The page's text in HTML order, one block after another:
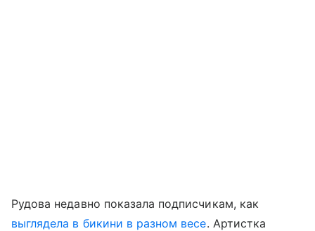
Рудова недавно показала подписчикам, как
выглядела в бикини в разном весе. Артистка